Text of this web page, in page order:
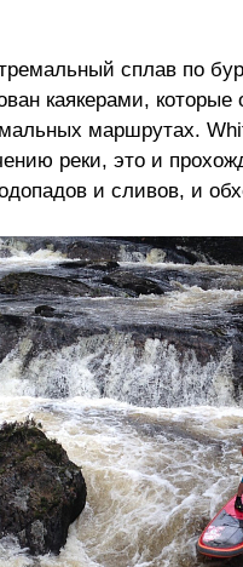
сплав по
каякерами,
маршрутах.
реки, это и
и сливов, и